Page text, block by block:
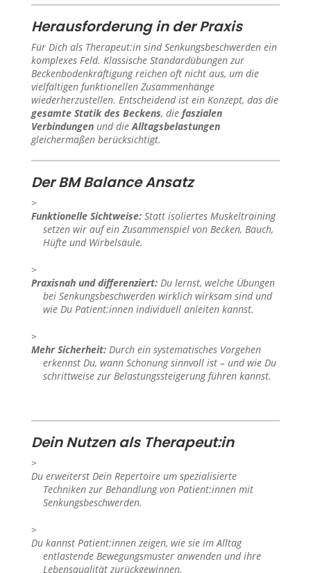
Herausforderung in der Praxis
Für Dich als Therapeut:in sind Senkungsbeschwerden ein
komplexes Feld. Klassische Standardübungen zur
Beckenbodenkräftigung reichen oft nicht aus, um die
vielfältigen funktionellen Zusammenhänge
wiederherzustellen. Entscheidend ist ein Konzept, das die
gesamte Statik des Beckens, die faszialen
Verbindungenund dieAlltagsbelastungen
gleichermaßen berücksichtigt.
Der BM Balance Ansatz
Funktionelle Sichtweise:Statt isoliertes Muskeltraining
setzen wir auf ein Zusammenspiel von Becken, Bauch,
Hüfte und Wirbelsäule.
Praxisnah und differenziert:Du lernst, welche Übungen
bei Senkungsbeschwerden wirklich wirksam sind und
wie Du Patient:innen individuell anleiten kannst.
Mehr Sicherheit:Durch ein systematisches Vorgehen
erkennst Du, wann Schonung sinnvoll ist – und wie Du
schrittweise zur Belastungssteigerung führen kannst.
Dein Nutzen als Therapeut:in
Du erweiterst Dein Repertoire um spezialisierte
Techniken zur Behandlung von Patient:innen mit
Senkungsbeschwerden.
Du kannst Patient:innen zeigen, wie sie im Alltag
entlastende Bewegungsmuster anwenden und ihre
Lebensqualität zurückgewinnen.